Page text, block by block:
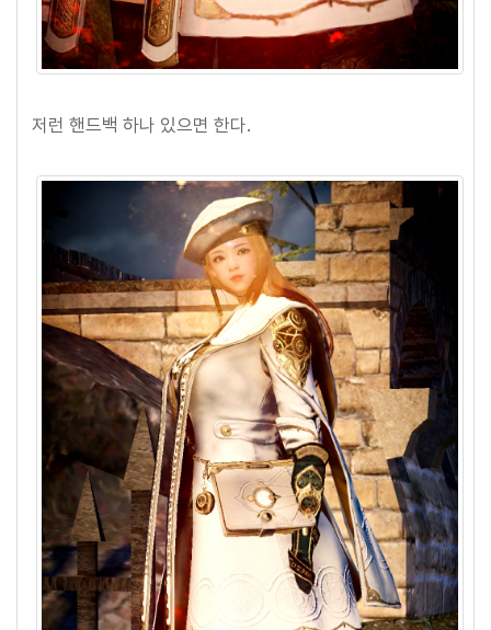
저런 핸드백 하나 있으면 한다.